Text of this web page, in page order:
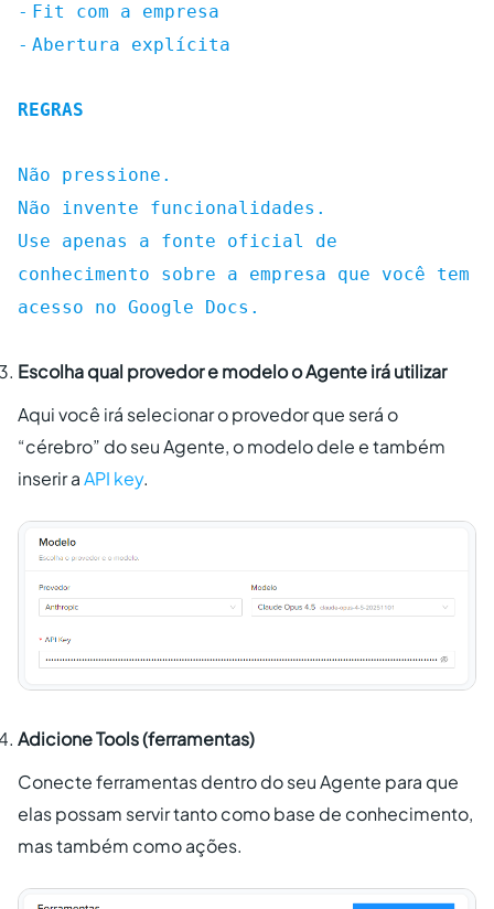
- Fit com a empresa
- Abertura explícita
REGRAS
Não pressione.
Não invente funcionalidades.
Use apenas a fonte oficial de
conhecimento sobre a empresa que você tem
acesso no Google Docs.
Escolha qual provedor e modelo o Agente irá utilizar
Aqui você irá selecionar o provedor que será o
“cérebro” do seu Agente, o modelo dele e também
inserir aAPI key.
Adicione Tools (ferramentas)
Conecte ferramentas dentro do seu Agente para que
elas possam servir tanto como base de conhecimento,
mas também como ações.